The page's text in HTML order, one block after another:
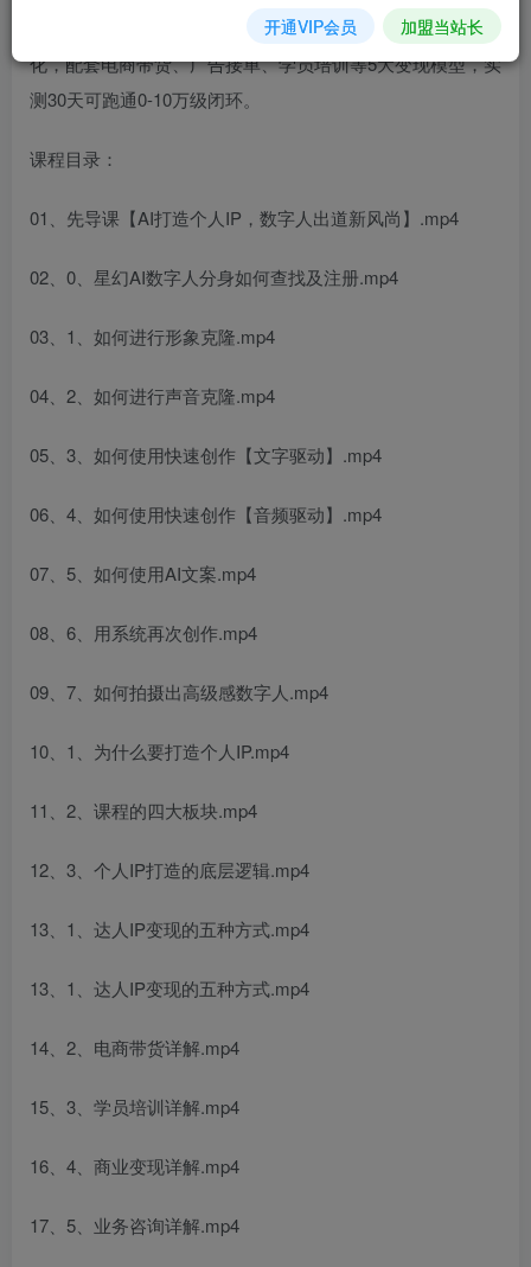
曲：克隆分身→内容流量→背书信任→多元变现→数据优
化，配套电商带货、广告接单、学员培训等5大变现模型，实
测30天可跑通0-10万级闭环。
课程目录：
01、先导课【AI打造个人IP，数字人出道新风尚】.mp4
02、0、星幻AI数字人分身如何查找及注册.mp4
03、1、如何进行形象克隆.mp4
04、2、如何进行声音克隆.mp4
05、3、如何使用快速创作【文字驱动】.mp4
06、4、如何使用快速创作【音频驱动】.mp4
07、5、如何使用AI文案.mp4
08、6、用系统再次创作.mp4
09、7、如何拍摄出高级感数字人.mp4
10、1、为什么要打造个人IP.mp4
11、2、课程的四大板块.mp4
12、3、个人IP打造的底层逻辑.mp4
13、1、达人IP变现的五种方式.mp4
13、1、达人IP变现的五种方式.mp4
14、2、电商带货详解.mp4
15、3、学员培训详解.mp4
16、4、商业变现详解.mp4
17、5、业务咨询详解.mp4
开通VIP会员 加盟当站长